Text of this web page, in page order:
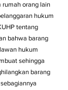
rumah orang lain
hukum
tentang
bahwa barang
hukum
sehingga
barang